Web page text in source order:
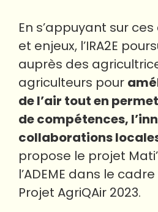
En s’appuyant sur
et enjeux, l’IRA2E
auprès des
agriculteurs pour
de l’air tout en
de compétences,
collaborations
propose le projet
l’ADEME dans le
Projet AgriQAir 2023.